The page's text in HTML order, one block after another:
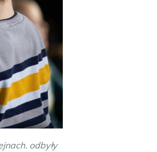
odbyły